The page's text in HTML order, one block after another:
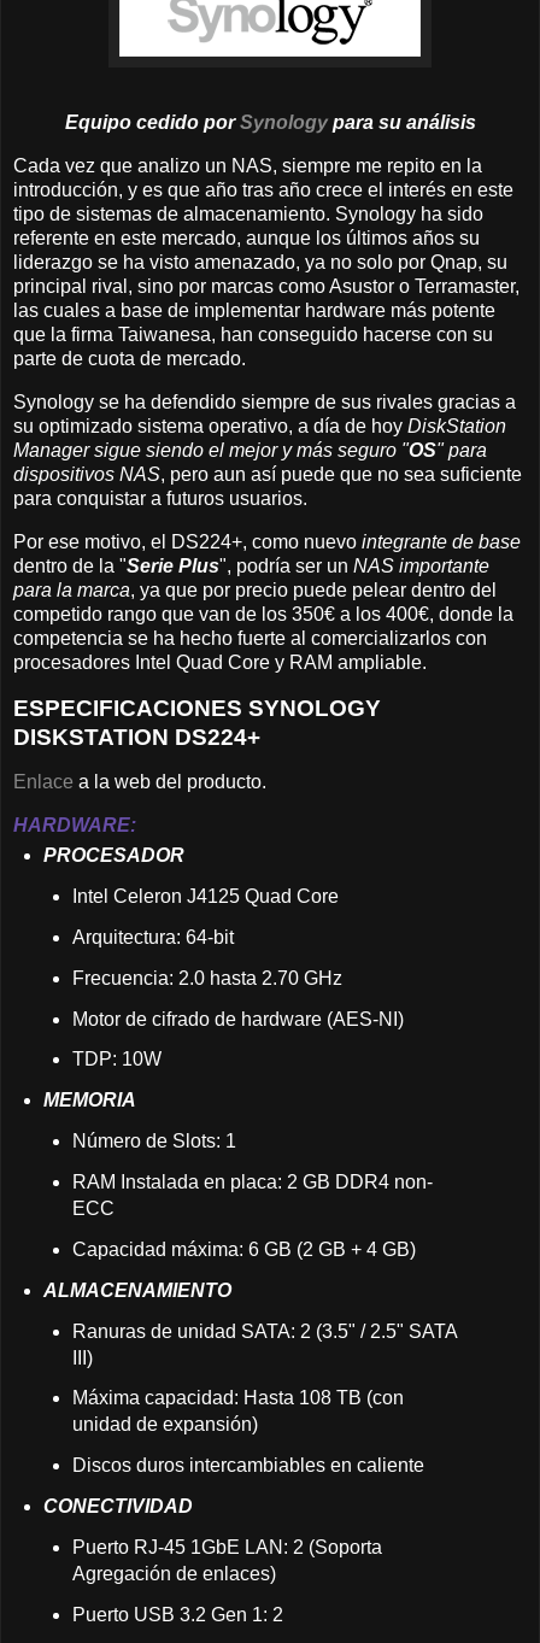
Equipo cedido porSynologypara su análisis
Cada vez que analizo un NAS, siempre me repito en la
introducción, y es que año tras año crece el interés en este
tipo de sistemas de almacenamiento. Synology ha sido
referente en este mercado, aunque los últimos años su
liderazgo se ha visto amenazado, ya no solo por Qnap, su
principal rival, sino por marcas como Asustor o Terramaster,
las cuales a base de implementar hardware más potente
que la firma Taiwanesa, han conseguido hacerse con su
parte de cuota de mercado.
Synology se ha defendido siempre de sus rivales gracias a
su optimizado sistema operativo, a día de hoy DiskStation
Manager sigue siendo el mejor y más seguro "OS" para
dispositivos NAS, pero aun así puede que no sea suficiente
para conquistar a futuros usuarios.
Por ese motivo, el DS224+, como nuevo integrante de base
dentro de la "Serie Plus", podría ser un NAS importante
para la marca, ya que por precio puede pelear dentro del
competido rango que van de los 350€ a los 400€, donde la
competencia se ha hecho fuerte al comercializarlos con
procesadores Intel Quad Core y RAM ampliable.
ESPECIFICACIONES SYNOLOGY
DISKSTATION DS224+
Enlace a la web del producto.
HARDWARE:
PROCESADOR
Intel Celeron J4125 Quad Core
Arquitectura: 64-bit
Frecuencia: 2.0 hasta 2.70 GHz
Motor de cifrado de hardware (AES-NI)
TDP: 10W
MEMORIA
Número de Slots: 1
RAM Instalada en placa: 2 GB DDR4 non-
ECC
Capacidad máxima: 6 GB (2 GB + 4 GB)
ALMACENAMIENTO
Ranuras de unidad SATA: 2 (3.5" / 2.5" SATA
III)
Máxima capacidad: Hasta 108 TB (con
unidad de expansión)
Discos duros intercambiables en caliente
CONECTIVIDAD
Puerto RJ-45 1GbE LAN: 2 (Soporta
Agregación de enlaces)
Puerto USB 3.2 Gen 1: 2